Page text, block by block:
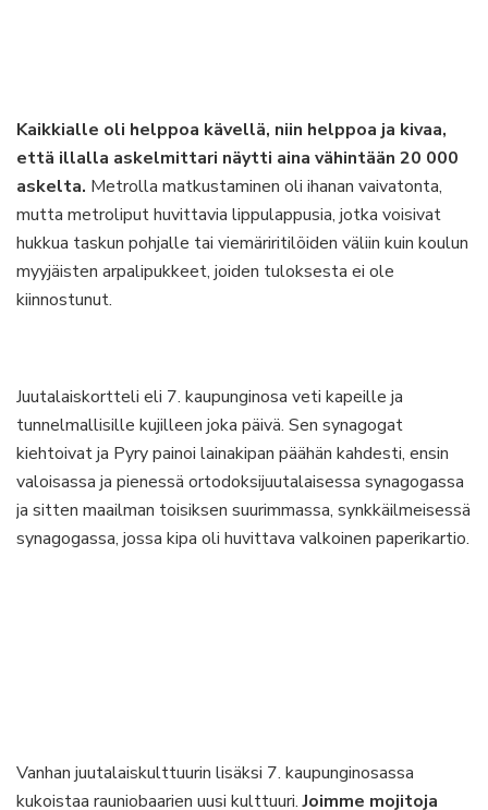
Kaikkialle oli helppoa kävellä, niin helppoa ja kivaa,
että illalla askelmittari näytti aina vähintään 20 000
askelta. Metrolla matkustaminen oli ihanan vaivatonta,
mutta metroliput huvittavia lippulappusia, jotka voisivat
hukkua taskun pohjalle tai viemäriritilöiden väliin kuin koulun
myyjäisten arpalipukkeet, joiden tuloksesta ei ole
kiinnostunut.
Juutalaiskortteli eli 7. kaupunginosa veti kapeille ja
tunnelmallisille kujilleen joka päivä. Sen synagogat
kiehtoivat ja Pyry painoi lainakipan päähän kahdesti, ensin
valoisassa ja pienessä ortodoksijuutalaisessa synagogassa
ja sitten maailman toisiksen suurimmassa, synkkäilmeisessä
synagogassa, jossa kipa oli huvittava valkoinen paperikartio.
Vanhan juutalaiskulttuurin lisäksi 7. kaupunginosassa
kukoistaa rauniobaarien uusi kulttuuri.Joimme mojitoja